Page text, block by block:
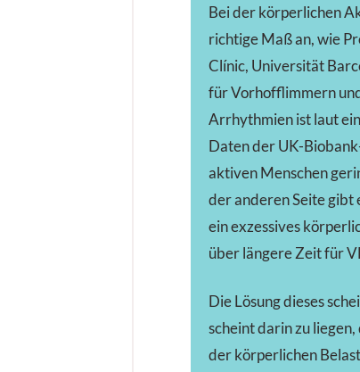
Bei der körperlichen
richtige Maß an, wie
Clínic, Universität
für Vorhofflimmern
Arrhythmien ist laut
Daten der UK-
aktiven Menschen
der anderen Seite gibt
ein exzessives
über längere Zeit für
Die Lösung dieses
scheint darin zu
der körperlichen